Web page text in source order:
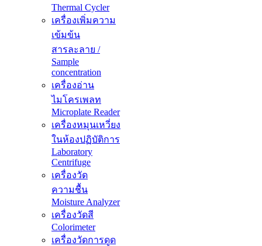
Thermal Cycler
เครื่องเพิ่มความ
เข้มข้น
สารละลาย /
Sample
concentration
เครื่องอ่าน
ไมโครเพลท
Microplate Reader
เครื่องหมุนเหวี่ยง
ในห้องปฏิบัติการ
Laboratory
Centrifuge
เครื่องวัด
ความชื้น
Moisture Analyzer
เครื่องวัดสี
Colorimeter
เครื่องวัดการดูด